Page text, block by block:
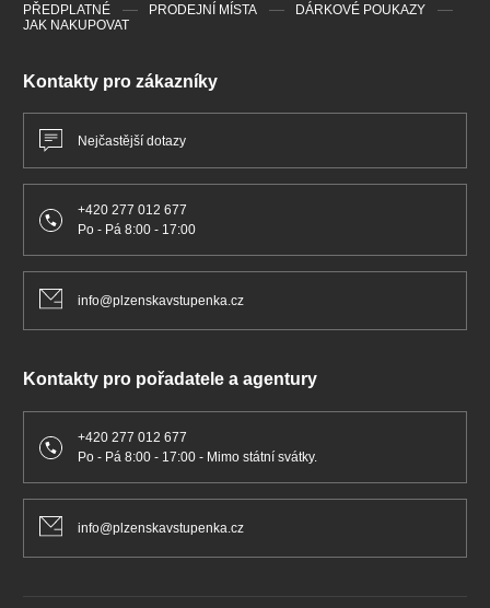
Kontakty pro zákazníky
Nejčastější dotazy
+420 277 012 677
Po - Pá 8:00 - 17:00
info@plzenskavstupenka.cz
Kontakty pro pořadatele a agentury
+420 277 012 677
Po - Pá 8:00 - 17:00 - Mimo státní svátky.
info@plzenskavstupenka.cz
PŘEDPLATNÉ PRODEJNÍ MÍSTA
DÁRKOVÉ POUKAZY
JAK NAKUPOVAT